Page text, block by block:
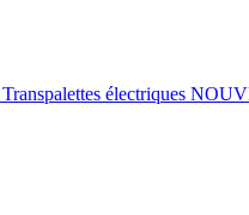
Transpalettes électriques